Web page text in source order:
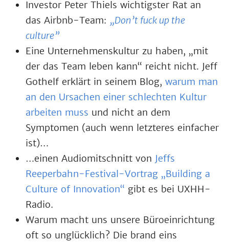
Investor Peter Thiels wichtigster Rat an
das Airbnb-Team: „Don’t fuck up the
culture”
Eine Unternehmenskultur zu haben, „mit
der das Team leben kann“ reicht nicht. Jeff
Gothelf erklärt in seinem Blog, warum man
an den Ursachen einer schlechten Kultur
arbeiten muss und nicht an dem
Symptomen (auch wenn letzteres einfacher
ist)…
…einen Audiomitschnitt von Jeffs
Reeperbahn-Festival-Vortrag „Building a
Culture of Innovation“ gibt es bei UXHH-
Radio.
Warum macht uns unsere Büroeinrichtung
oft so unglücklich? Die brand eins